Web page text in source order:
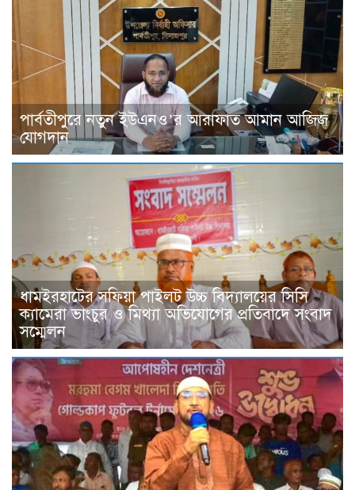
পার্বতীপুরে নতুন ইউএনও’র আরাফাত আমান আজিজ
যোগদান
ধামইরহাটের সফিয়া পাইলট উচ্চ বিদ্যালয়ের সিসি
ক্যামেরা ভাংচুর ও মিথ্যা অভিযোগের প্রতিবাদে সংবাদ
সম্মেলন